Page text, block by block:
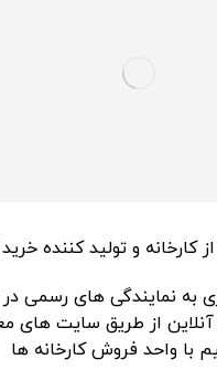
کارخانه و تولید کننده
به نمایندگی های رسمی در
از طریق سایت های
با واحد فروش کارخانه ها